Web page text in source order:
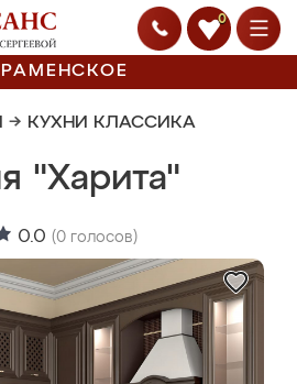
0
РАМЕНСКОЕ
→ КУХНИ КЛАССИКА
"Харита"
0.0 (0 голосов)